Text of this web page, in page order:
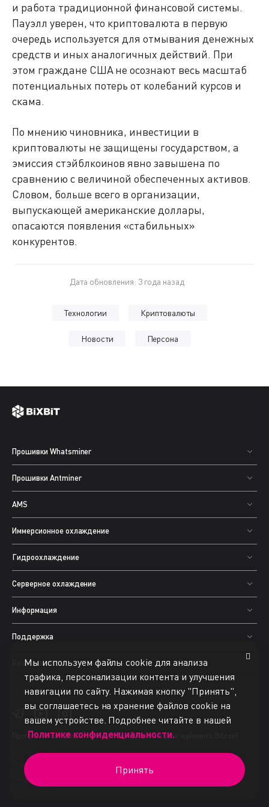
и работа традиционной финансовой системы.
Пауэлл уверен, что криптовалюта в первую
очередь используется для отмывания денежных
средств и иных аналогичных действий. При
этом граждане США не осознают весь масштаб
потенциальных потерь от колебаний курсов и
скама.
По мнению чиновника, инвестиции в
криптовалюты не защищены государством, а
эмиссия стэйблкоинов явно завышена по
сравнению с величиной обеспеченных активов.
Словом, больше всего в организации,
выпускающей американские доллары,
опасаются появления «стабильных»
конкурентов.
Дата обновления: 3 года назад
Технологии Криптовалюты
Новости Персона
Прошивки Whatsminer
Прошивки Antminer
AMS
Иммерсионное охлаждение
Гидроохлаждение
Серверное охлаждение
Информация
Поддержка
База знаний
Программное обеспечениеи оборудование для майнинга Bitcoin
Copyright © 2015-2025 BiXBiT. All rights reserved.
Privacy Policy
Мы используем файлы cookie для анализа
трафика, персонализации контента и улучшения
навигации по сайту. Нажимая кнопку "Принять",
вы соглашаетесь на хранение файлов cookie на
вашем устройстве. Подробнее читайте в нашей
Политике конфиденциальности.
Принять